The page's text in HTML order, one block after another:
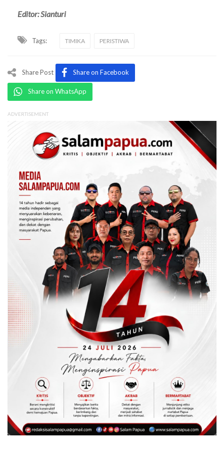
Editor: Sianturi
Tags: TIMIKA PERISTIWA
Share Post Share on Facebook
Share on WhatsApp
ADVERTISEMENT